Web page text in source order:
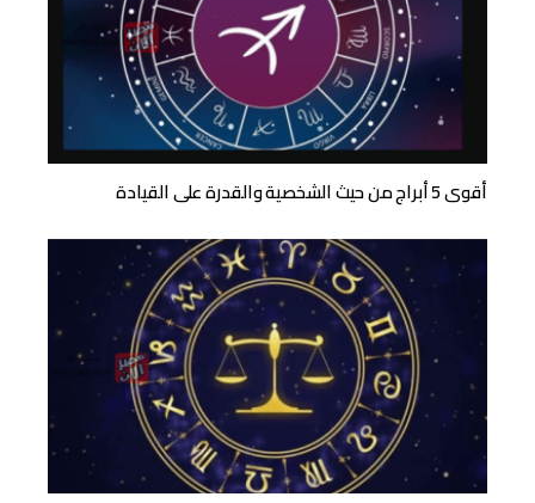
أقوى 5 أبراج من حيث الشخصية والقدرة على القيادة